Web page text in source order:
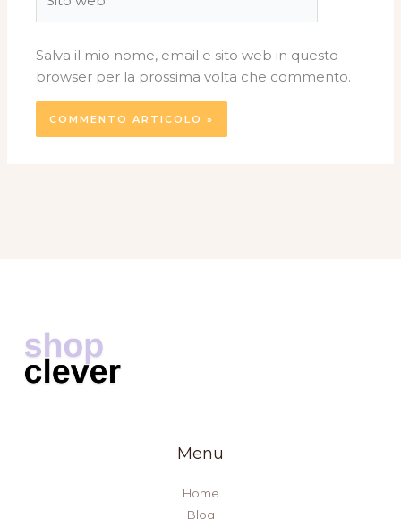
web
Salva il mio nome, email e sito web in questo
browser per la prossima volta che commento.
Menu
Home
Blog